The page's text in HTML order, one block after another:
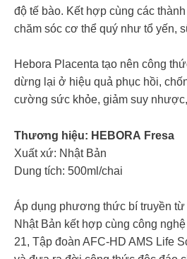
độ tế bào. Kết hợp cùng các
chăm sóc cơ thể quý như tổ yến,
Hebora Placenta tạo nên công
dừng lại ở hiệu quả phục hồi,
cường sức khỏe, giảm suy
Thương hiệu: HEBORA Fresa
Xuất xứ: Nhật Bản
Dung tích: 500ml/chai
Áp dụng phương thức bí truyền
Nhật Bản kết hợp cùng công
21, Tập đoàn AFC-HD AMS Life